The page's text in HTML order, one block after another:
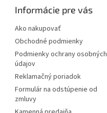
Informácie pre vás
Ako nakupovať
Obchodné podmienky
Podmienky ochrany osobných
údajov
Reklamačný poriadok
Formulár na odstúpenie od
zmluvy